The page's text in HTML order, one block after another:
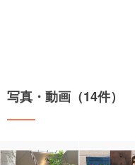
写真・動画（14件）